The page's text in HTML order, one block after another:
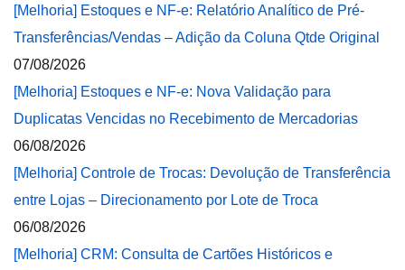
[Melhoria] Estoques e NF-e: Relatório Analítico de Pré-
Transferências/Vendas – Adição da Coluna Qtde Original
07/08/2026
[Melhoria] Estoques e NF-e: Nova Validação para
Duplicatas Vencidas no Recebimento de Mercadorias
06/08/2026
[Melhoria] Controle de Trocas: Devolução de Transferência
entre Lojas – Direcionamento por Lote de Troca
06/08/2026
[Melhoria] CRM: Consulta de Cartões Históricos e